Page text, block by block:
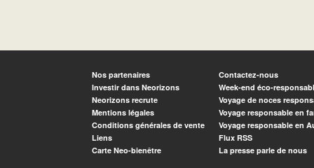
Nos partenaires
Investir dans Neorizons
Neorizons recrute
Mentions légales
Conditions générales de vente
Liens
Carte Neo-bienêtre
Contactez-nous
Week-end éco-
Voyage de noces
Voyage responsable en
Voyage responsable en
Flux RSS
La presse parle de nous